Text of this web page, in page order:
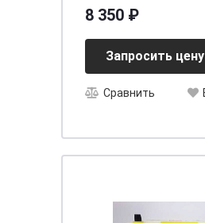
8 350 ₽
Запросить цену
Сравнить